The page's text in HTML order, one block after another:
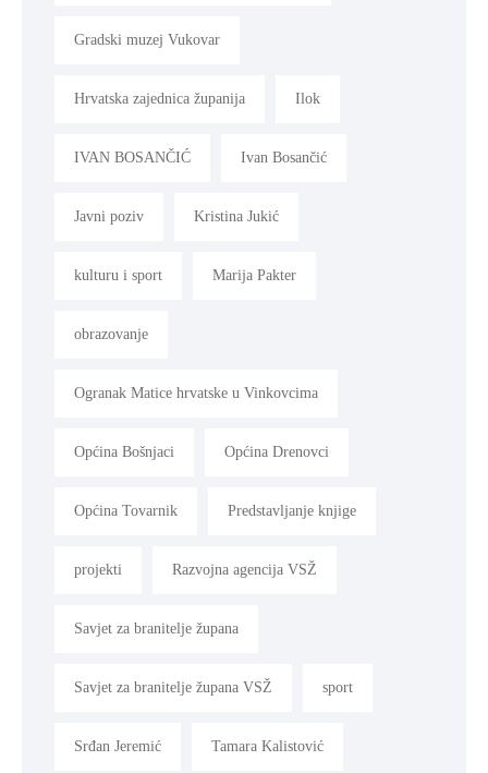
Gradski muzej Vukovar
Hrvatska zajednica županija Ilok
IVAN BOSANČIĆ Ivan Bosančić
Javni poziv Kristina Jukić
kulturu i sport Marija Pakter
obrazovanje
Ogranak Matice hrvatske u Vinkovcima
Općina Bošnjaci Općina Drenovci
Općina Tovarnik Predstavljanje knjige
projekti Razvojna agencija VSŽ
Savjet za branitelje župana
Savjet za branitelje župana VSŽ sport
Srđan Jeremić Tamara Kalistović